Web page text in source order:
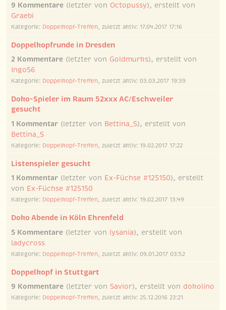
9 Kommentare(letzter von Octopussy), erstellt von
Graebi
Kategorie: Doppelkopf-Treffen, zuletzt aktiv: 17.04.2017 17:16
Doppelkopfrunde in Dresden
2 Kommentare(letzter von Goldmurks), erstellt von
Ingo56
Kategorie: Doppelkopf-Treffen, zuletzt aktiv: 03.03.2017 19:39
Doko-Spieler im Raum 52xxx AC/Eschweiler
gesucht
1 Kommentar(letzter von Bettina_S), erstellt von
Bettina_S
Kategorie: Doppelkopf-Treffen, zuletzt aktiv: 19.02.2017 17:22
Listenspieler gesucht
1 Kommentar(letzter von Ex-Füchse #125150), erstellt
von Ex-Füchse #125150
Kategorie: Doppelkopf-Treffen, zuletzt aktiv: 19.02.2017 13:49
Doko Abende in Köln Ehrenfeld
5 Kommentare(letzter von lysania), erstellt von
ladycross
Kategorie: Doppelkopf-Treffen, zuletzt aktiv: 09.01.2017 03:52
Doppelkopf in Stuttgart
9 Kommentare(letzter von Savior), erstellt von dokolino
Kategorie: Doppelkopf-Treffen, zuletzt aktiv: 25.12.2016 23:21